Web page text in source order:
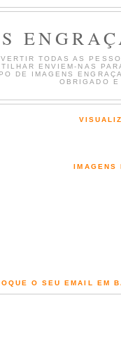
TODAS AS
ENVIEM-NAS
DE IMAGENS
OBRIGADO
IMAGENS
O SEU EMAIL EM